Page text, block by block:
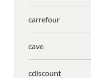
carrefour
cave
cdiscount